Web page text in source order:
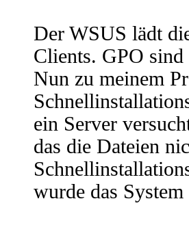
Der WSUS lädt
Clients. GPO
Nun zu meinem
ein Server
das die Dateien
wurde das System